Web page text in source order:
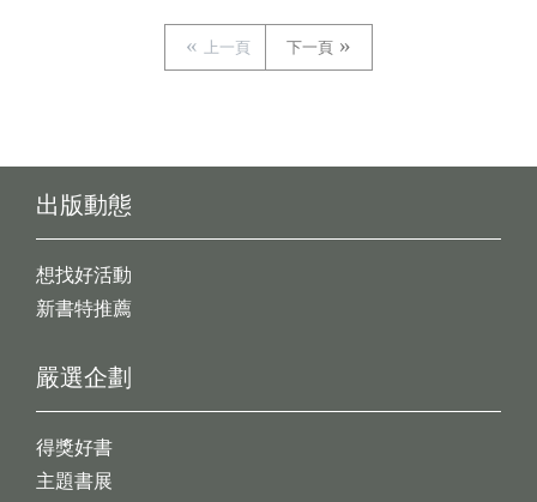
上一頁 下一頁
出版動態
想找好活動
新書特推薦
嚴選企劃
得獎好書
主題書展